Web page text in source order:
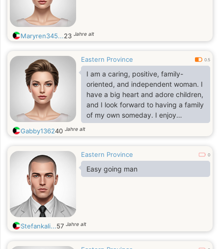
Maryren345...23 Jahre alt
Eastern Province 0.5
I am a caring, positive, family-
oriented, and independent woman. I
have a big heart and adore children,
and I look forward to having a family
of my own someday. I enjoy
shopping, staying fashionable, and
carrying myself with confidence and
and I’m a strong-minded woman
who knows when to stand my
ground. I believe in being genuine
Gabby136240 Jahre alt
Eastern Province 0
Easy going man
Stefankali...57 Jahre alt